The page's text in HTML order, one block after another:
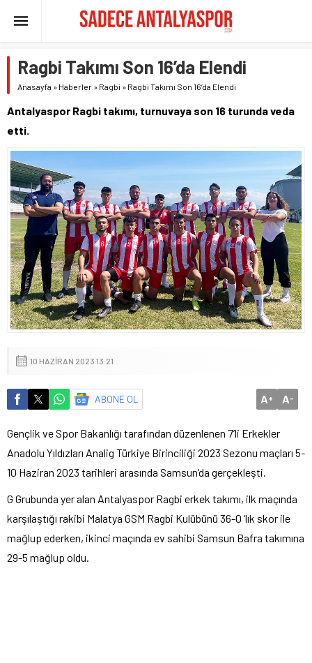
Ragbi Takımı Son 16’da Elendi
Anasayfa » Haberler » Ragbi » Ragbi Takımı Son 16’da Elendi
Antalyaspor Ragbi takımı, turnuvaya son 16 turunda veda
etti.
10 HAZIRAN 2023 13:21
ABONE OL A+ A-
Gençlik ve Spor Bakanlığı tarafından düzenlenen 7’li Erkekler
Anadolu Yıldızları Analig Türkiye Birinciliği 2023 Sezonu maçları 5-
10 Haziran 2023 tarihleri arasında Samsun’da gerçekleşti.
G Grubunda yer alan Antalyaspor Ragbi erkek takımı, ilk maçında
karşılaştığı rakibi Malatya GSM Ragbi Kulübünü 36-0 ‘lık skor ile
mağlup ederken, ikinci maçında ev sahibi Samsun Bafra takımına
29-5 mağlup oldu.